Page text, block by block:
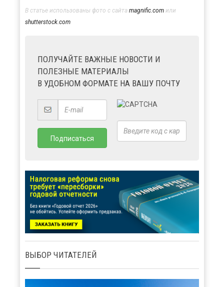
В статье использованы фото с сайта magnific.com или
shutterstock.com
ПОЛУЧАЙТЕ ВАЖНЫЕ НОВОСТИ И
ПОЛЕЗНЫЕ МАТЕРИАЛЫ
В УДОБНОМ ФОРМАТЕ НА ВАШУ ПОЧТУ
ВЫБОР ЧИТАТЕЛЕЙ